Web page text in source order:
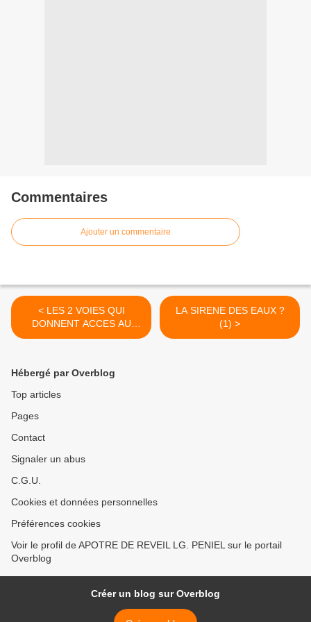
Commentaires
Ajouter un commentaire
< LES 2 VOIES QUI
DONNENT ACCES AU
DIABLE DANS NOS VIES.
LA SIRENE DES EAUX ?
(1) >
Hébergé par Overblog
Top articles
Pages
Contact
Signaler un abus
C.G.U.
Cookies et données personnelles
Préférences cookies
Voir le profil de APOTRE DE REVEIL LG. PENIEL sur le portail
Overblog
Créer un blog sur Overblog